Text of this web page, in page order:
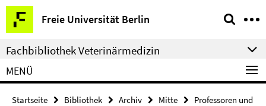
Springe
direkt
zu
Inhalt
Freie Universität Berlin
Service-
Navigation
Fachbibliothek Veterinärmedizin
MENÜ
Startseite Bibliothek Archiv Mitte
Professoren und